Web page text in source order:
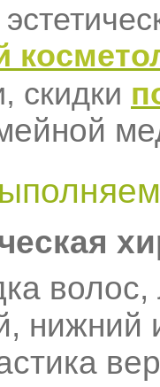
скидки
нижний